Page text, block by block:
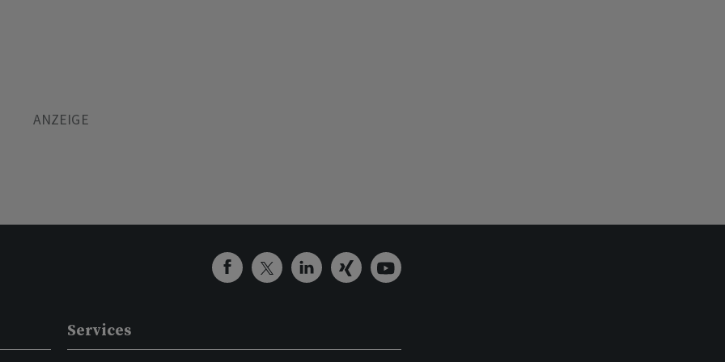
Services